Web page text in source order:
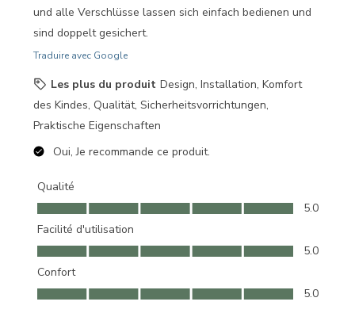
und alle Verschlüsse lassen sich einfach bedienen und
sind doppelt gesichert.
Traduire avec Google
Les plus du produit Design, Installation, Komfort
des Kindes, Qualität, Sicherheitsvorrichtungen,
Praktische Eigenschaften
Oui, Je recommande ce produit.
Qualité
Qualité, 5.0 sur 5
5.0
Facilité d'utilisation
Facilité d'utilisation, 5.0 sur 5
5.0
Confort
Confort, 5.0 sur 5
5.0